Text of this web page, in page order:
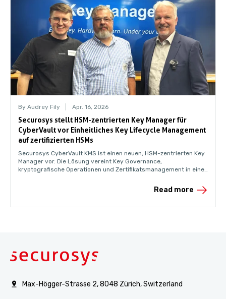
By Audrey Fily Apr. 16, 2026
Securosys stellt HSM-zentrierten Key Manager für
CyberVault vor Einheitliches Key Lifecycle Management
auf zertifizierten HSMs
Securosys CyberVault KMS ist einen neuen, HSM-zentrierten Key
Manager vor. Die Lösung vereint Key Governance,
kryptografische Operationen und Zertifikatsmanagement in einer
Read more
Max-Högger-Strasse 2, 8048 Zürich, Switzerland